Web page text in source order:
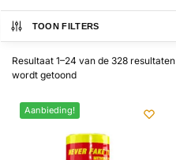
TOON FILTERS
Resultaat 1–24 van de 328 resultaten
wordt getoond
Aanbieding!